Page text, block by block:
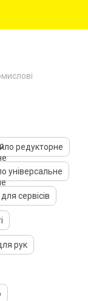
редукторне
універсальне
сервісів
рук